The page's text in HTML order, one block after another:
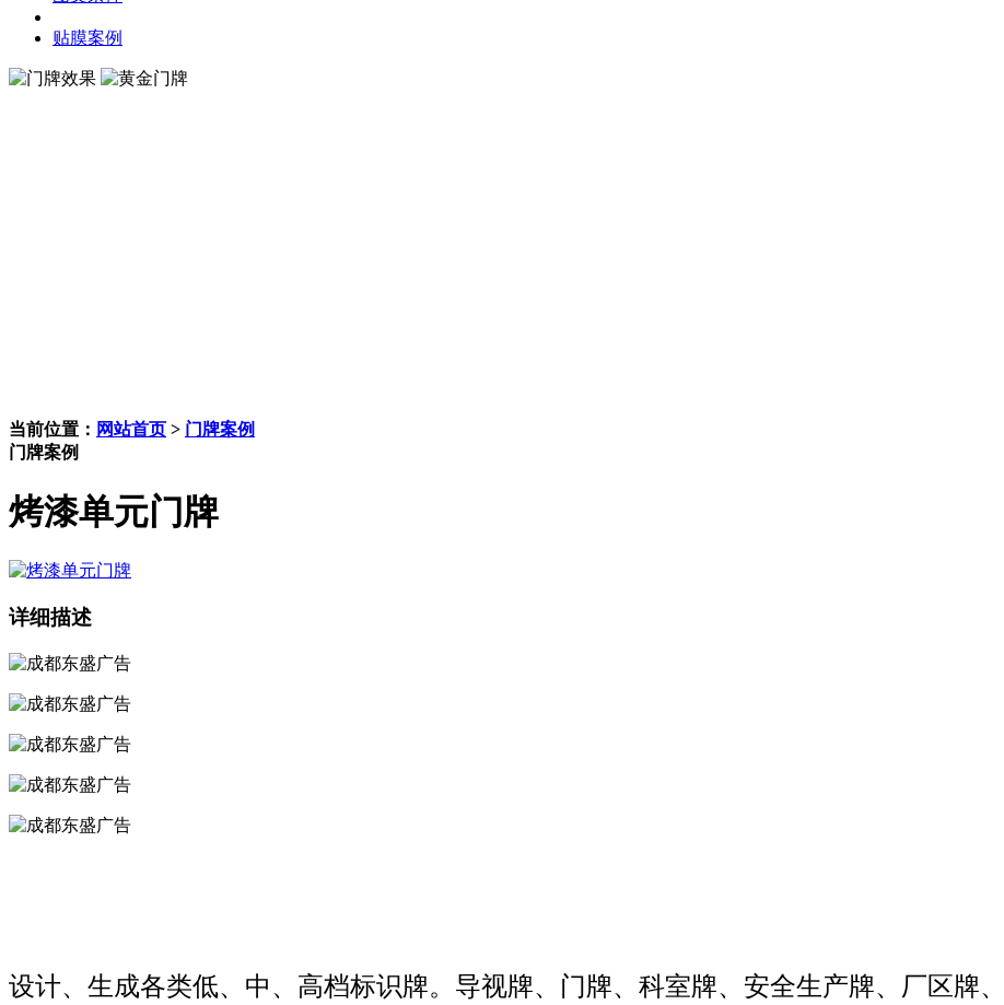
贴膜案例
当前位置： 网站首页 > 门牌案例
门牌案例
烤漆单元门牌
详细描述
设计、生成各类低、中、高档标识牌。导视牌、门牌、科室牌、安全生产牌、厂区牌